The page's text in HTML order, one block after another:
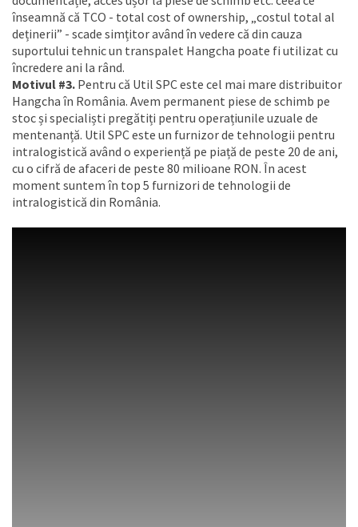
înseamnă că TCO - total cost of ownership, „costul total al
deținerii” - scade simțitor având în vedere că din cauza
suportului tehnic un transpalet Hangcha poate fi utilizat cu
încredere ani la rând.
Motivul #3. Pentru că Util SPC este cel mai mare distribuitor
Hangcha în România. Avem permanent piese de schimb pe
stoc și specialiști pregătiți pentru operațiunile uzuale de
mentenanță. Util SPC este un furnizor de tehnologii pentru
intralogistică având o experiență pe piață de peste 20 de ani,
cu o cifră de afaceri de peste 80 milioane RON. În acest
moment suntem în top 5 furnizori de tehnologii de
intralogistică din România.